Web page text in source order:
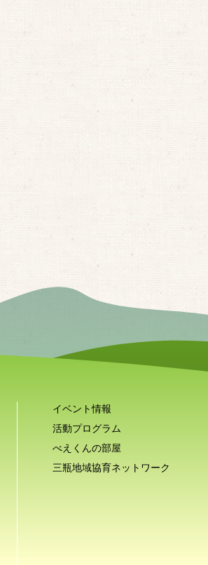
イベント情報
活動プログラム
べえくんの部屋
三瓶地域協育ネットワーク